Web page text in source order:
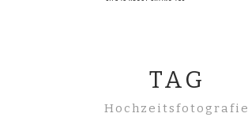
TAG
Hochzeitsfotografie